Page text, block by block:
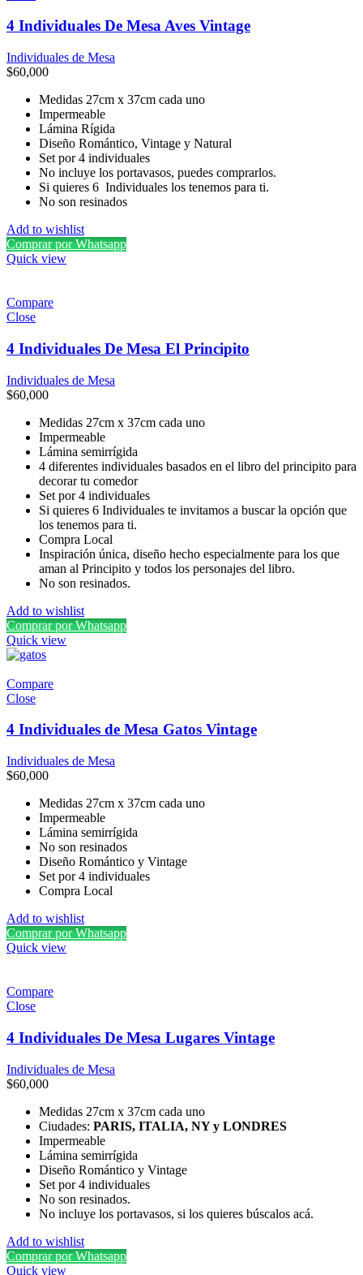
4 Individuales De Mesa Aves Vintage
Individuales de Mesa
$60,000
Medidas 27cm x 37cm cada uno
Impermeable
Lámina Rígida
Diseño Romántico, Vintage y Natural
Set por 4 individuales
No incluye los portavasos, puedes comprarlos.
Si quieres 6 Individuales los tenemos para ti.
No son resinados
Add to wishlist
Comprar por Whatsapp
Quick view
Compare
Close
4 Individuales De Mesa El Principito
Individuales de Mesa
$60,000
Medidas 27cm x 37cm cada uno
Impermeable
Lámina semirrígida
4 diferentes individuales basados en el libro del principito para
decorar tu comedor
Set por 4 individuales
Si quieres 6 Individuales te invitamos a buscar la opción que
los tenemos para ti.
Compra Local
Inspiración única, diseño hecho especialmente para los que
aman al Principito y todos los personajes del libro.
No son resinados.
Add to wishlist
Comprar por Whatsapp
Quick view
Compare
Close
4 Individuales de Mesa Gatos Vintage
Individuales de Mesa
$60,000
Medidas 27cm x 37cm cada uno
Impermeable
Lámina semirrígida
No son resinados
Diseño Romántico y Vintage
Set por 4 individuales
Compra Local
Add to wishlist
Comprar por Whatsapp
Quick view
Compare
Close
4 Individuales De Mesa Lugares Vintage
Individuales de Mesa
$60,000
Medidas 27cm x 37cm cada uno
Ciudades: PARIS, ITALIA, NY y LONDRES
Impermeable
Lámina semirrígida
Diseño Romántico y Vintage
Set por 4 individuales
No son resinados.
No incluye los portavasos, si los quieres búscalos acá.
Add to wishlist
Comprar por Whatsapp
Quick view